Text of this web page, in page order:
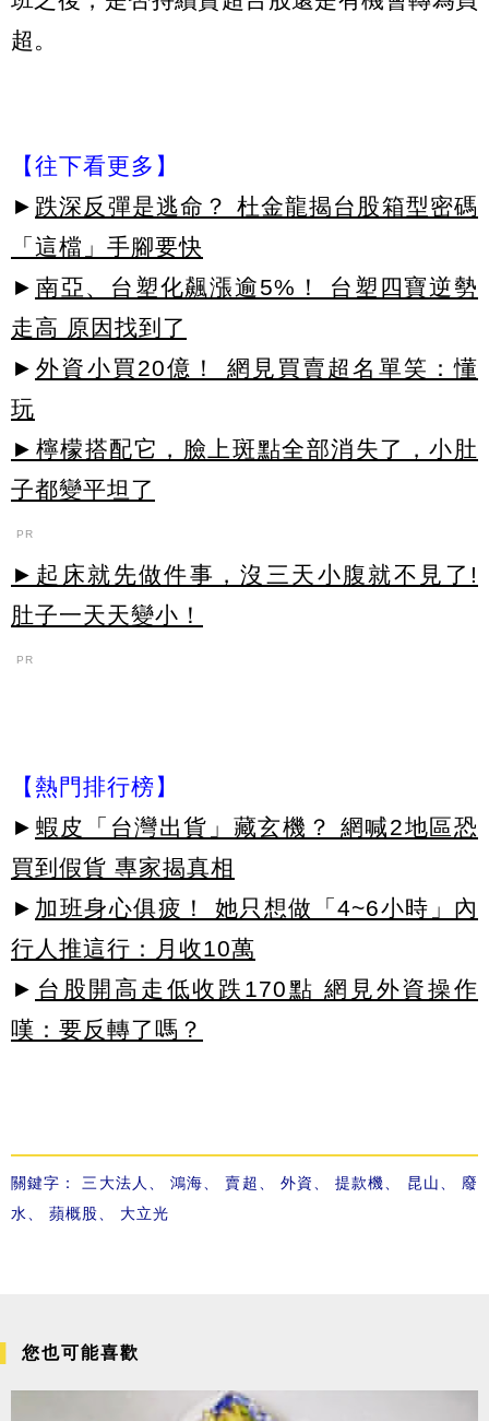
超。
【往下看更多】
► 跌深反彈是逃命？ 杜金龍揭台股箱型密碼
「這檔」手腳要快
► 南亞、台塑化飆漲逾5%！ 台塑四寶逆勢
走高 原因找到了
► 外資小買20億！ 網見買賣超名單笑：懂
玩
►檸檬搭配它，臉上斑點全部消失了，小肚
子都變平坦了
PR
►起床就先做件事，沒三天小腹就不見了!
肚子一天天變小！
PR
【熱門排行榜】
► 蝦皮「台灣出貨」藏玄機？ 網喊2地區恐
買到假貨 專家揭真相
► 加班身心俱疲！ 她只想做「4~6小時」內
行人推這行：月收10萬
► 台股開高走低收跌170點 網見外資操作
嘆：要反轉了嗎？
關鍵字： 三大法人 、鴻海 、賣超 外資 、提款機 昆山
廢
水
蘋概股 大立光
您也可能喜歡